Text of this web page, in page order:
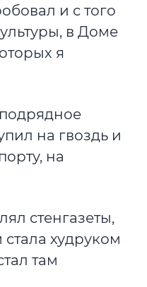
и с того
в Доме
я
на гвоздь и
на
стенгазеты,
худруком
там